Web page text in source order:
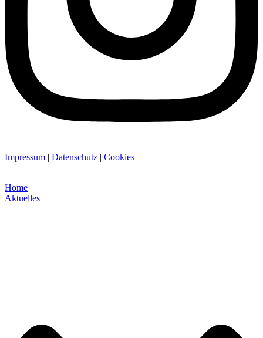
Impressum | Datenschutz | Cookies
Home
Aktuelles